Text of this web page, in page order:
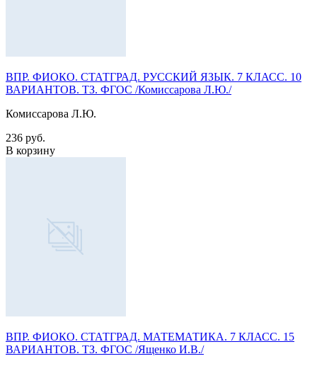
ВПР. ФИОКО. СТАТГРАД. РУССКИЙ ЯЗЫК. 7 КЛАСС. 10
ВАРИАНТОВ. ТЗ. ФГОС /Комиссарова Л.Ю./
Комиссарова Л.Ю.
236 руб.
В корзину
ВПР. ФИОКО. СТАТГРАД. МАТЕМАТИКА. 7 КЛАСС. 15
ВАРИАНТОВ. ТЗ. ФГОС /Ященко И.В./